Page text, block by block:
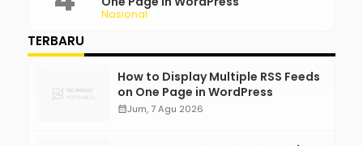
Nasional
TERBARU
How to Display Multiple RSS Feeds
on One Page in WordPress
calendar_monthJum, 7 Agu 2026